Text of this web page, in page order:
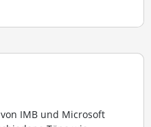
von IMB und Microsoft